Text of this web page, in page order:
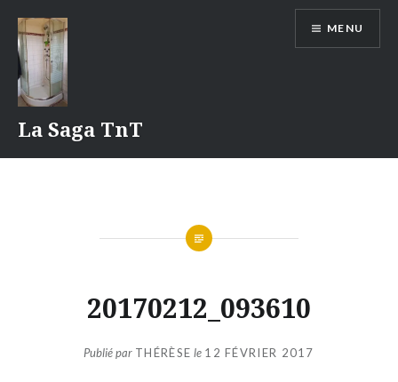
contenu
La Saga TnT
MENU
20170212_093610
Publié par THÉRÈSE le 12 FÉVRIER 2017